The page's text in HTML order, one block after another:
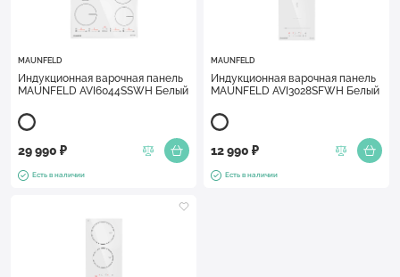
MAUNFELD
Индукционная варочная панель
MAUNFELD AVI6044SSWH Белый
29 990 ₽
Есть в наличии
MAUNFELD
Индукционная варочная панель
MAUNFELD AVI3028SFWH Белый
12 990 ₽
Есть в наличии